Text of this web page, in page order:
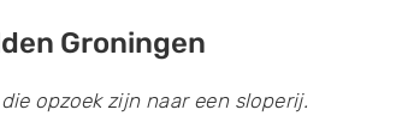
Groningen
opzoek zijn naar een sloperij.